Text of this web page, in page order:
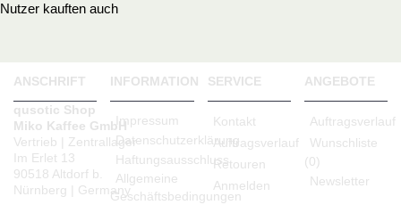
Nutzer kauften auch
ANSCHRIFT
qusotic Shop
Miko Kaffee GmbH
Vertrieb | Zentrallager
Im Erlet 13
90518 Altdorf b.
Nürnberg | Germany
INFORMATION
Impressum
Datenschutzerklärung
Haftungsausschluss
Allgemeine
Geschäftsbedingungen
SERVICE
Kontakt
Auftragsverlauf
Retouren
Anmelden
ANGEBOTE
Auftragsverlauf
Wunschliste
(0)
Newsletter